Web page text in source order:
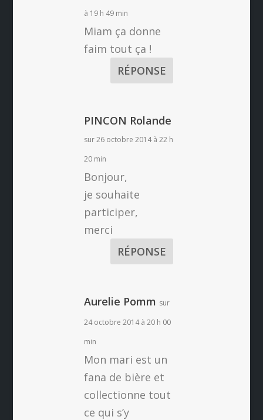
à 19 h 49 min
Miam ça donne
faim tout ça !
RÉPONSE
PINCON Rolande
sur 26 octobre 2014 à 22 h
20 min
Bonjour,
je souhaite
participer,
merci
RÉPONSE
Aurelie Pomm sur
24 octobre 2014 à 20 h 00
min
Mon mari est un
fana de bière et
collectionne tout
ce qui s’y